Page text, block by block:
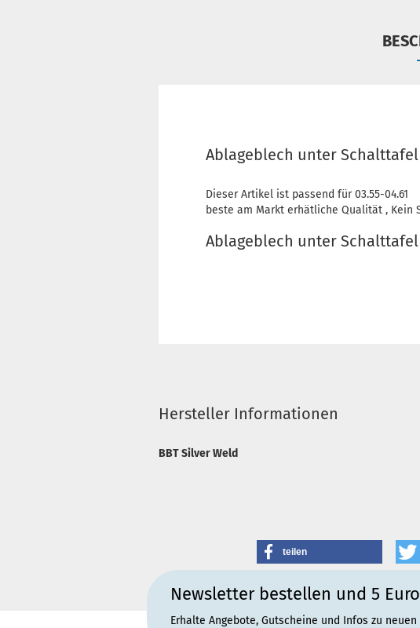
Ablageblech unter Schalttafel
Dieser Artikel ist passend für 03.55-04.61
beste am Markt erhätliche Qualität , Kein
Ablageblech unter Schalttafel
Hersteller Informationen
BBT Silver Weld
teilen
Newsletter bestellen und 5
Erhalte Angebote, Gutscheine und Infos zu